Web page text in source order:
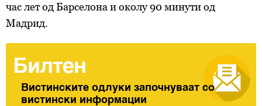
час лет од Барселона и околу 90 минути од
Мадрид.
Билтен
Вистинските одлуки започнуваат со
вистински информации